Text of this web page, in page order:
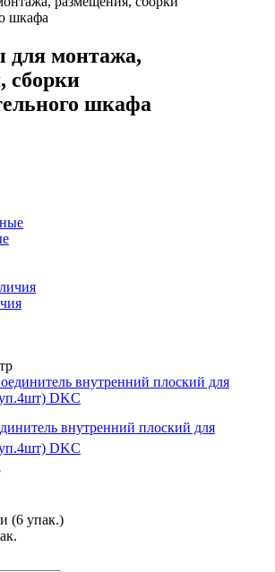
шкафа
для монтажа,
сборки
шкафа
внутренний плоский для
DKC
(6 упак.)